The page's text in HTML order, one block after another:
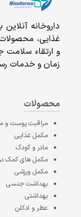
داروخانه
غذايى،
و ارتقاء
زمان و خدمات
محصولات
مراقبت پوست و
مکمل غذایی
مادر و کودک
مکمل های کمک
مکمل ورزشی
بهداشت جنسی
بهداشتی
عطر و ادکلن